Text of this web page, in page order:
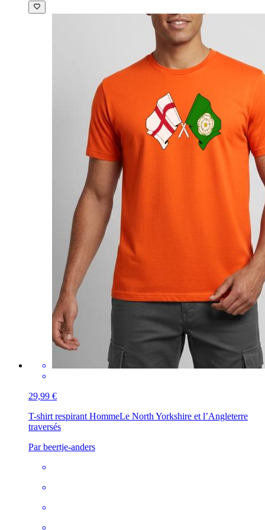
29,99 €
T-shirt respirant HommeLe North Yorkshire et l’Angleterre
traversés
Par beertje-anders